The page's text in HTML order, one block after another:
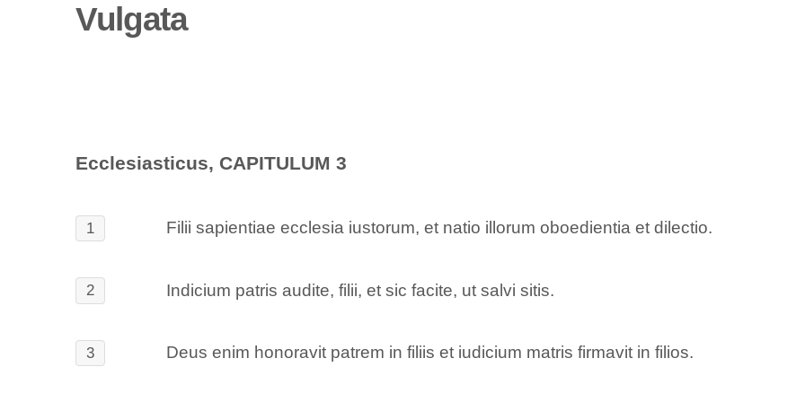
Vulgata
Ecclesiasticus, CAPITULUM 3
1 Filii sapientiae ecclesia iustorum, et natio illorum oboedientia et dilectio.
2 Indicium patris audite, filii, et sic facite, ut salvi sitis.
3 Deus enim honoravit patrem in filiis et iudicium matris firmavit in filios.